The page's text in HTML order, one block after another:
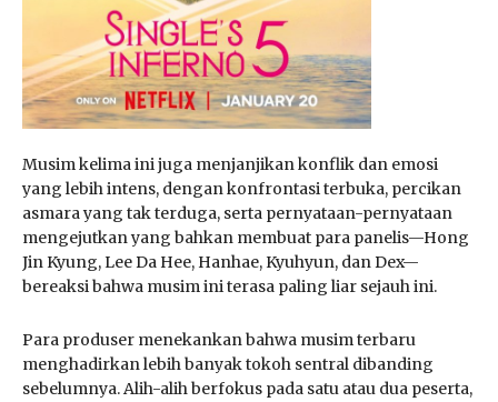
Musim kelima ini juga menjanjikan konflik dan emosi
yang lebih intens, dengan konfrontasi terbuka, percikan
asmara yang tak terduga, serta pernyataan-pernyataan
mengejutkan yang bahkan membuat para panelis—Hong
Jin Kyung, Lee Da Hee, Hanhae, Kyuhyun, dan Dex—
bereaksi bahwa musim ini terasa paling liar sejauh ini.
Para produser menekankan bahwa musim terbaru
menghadirkan lebih banyak tokoh sentral dibanding
sebelumnya. Alih-alih berfokus pada satu atau dua peserta,